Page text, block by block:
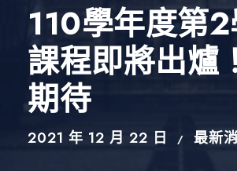
110學年度第
課程即將出爐
期待
2021 年 12 月 22 日 最新